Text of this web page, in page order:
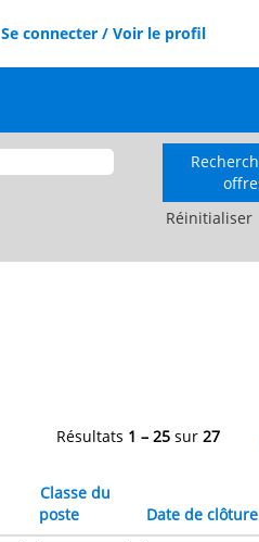
Se connecter / Voir le profil
Réinitialiser
Résultats 1 – 25 sur 27
Classe du
poste
Date de clôture